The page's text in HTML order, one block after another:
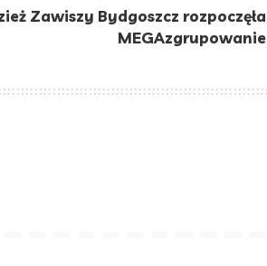
Zawiszy Bydgoszcz rozpoczęła
MEGAzgrupowanie